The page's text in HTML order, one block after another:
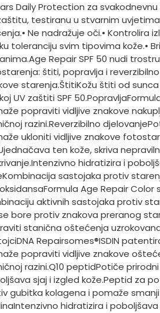
Daily Protection za
testiranu u stvarnim
• Ne nadražuje oči.• Kontrolira
toleranciju svim tipovima kože.•
Age Repair SPF 50 nudi
štiti, popravlja i
starenja.ŠtitiKožu štiti od
UV zaštiti SPF 50.Popravlja
popraviti vidljive znakove
razini.Reverzibilno djelovanje
ukloniti vidljive znakove
ten kože, skriva
Intenzivno hidratizira i
Kombinacija sastojaka protiv
Formula Age Repair Color
aktivnih sastojaka protiv
bore protiv znakova preranog
stanična oštećenja
DNA Repairsomes®ISDIN
popraviti vidljive znakove
razini.Q10 peptidPotiče prirodni
sjaj i izgled kože.Peptid za
gubitka kolagena i pomaže
Intenzivno hidratizira i